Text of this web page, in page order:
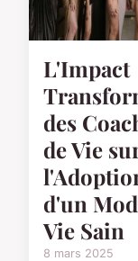
L'Impact
des
de Vie
d'un
Vie Sain
8 mars 2025